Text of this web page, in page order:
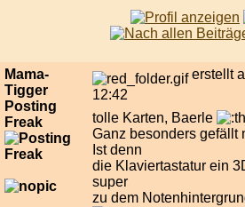
Mama-
Tigger
Posting
Freak
erstellt
12:42
tolle Karten, Baerle
Ganz besonders gefällt
Ist denn
die Klaviertastatur ein
super
zu dem